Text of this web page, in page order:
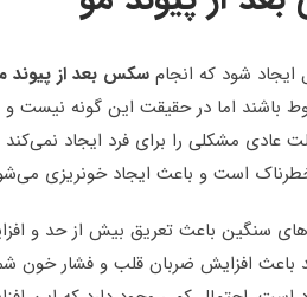
شود که انجام سکس بعد از پیوند
باشند اما در حقیقت این گونه نیست
عادی مشکلی را برای فرد ایجاد نمی‌کند
است و باعث ایجاد خونریزی
سنگین باعث تعریق بیش از حد و
باعث افزایش ضربان قلب و فشار خون